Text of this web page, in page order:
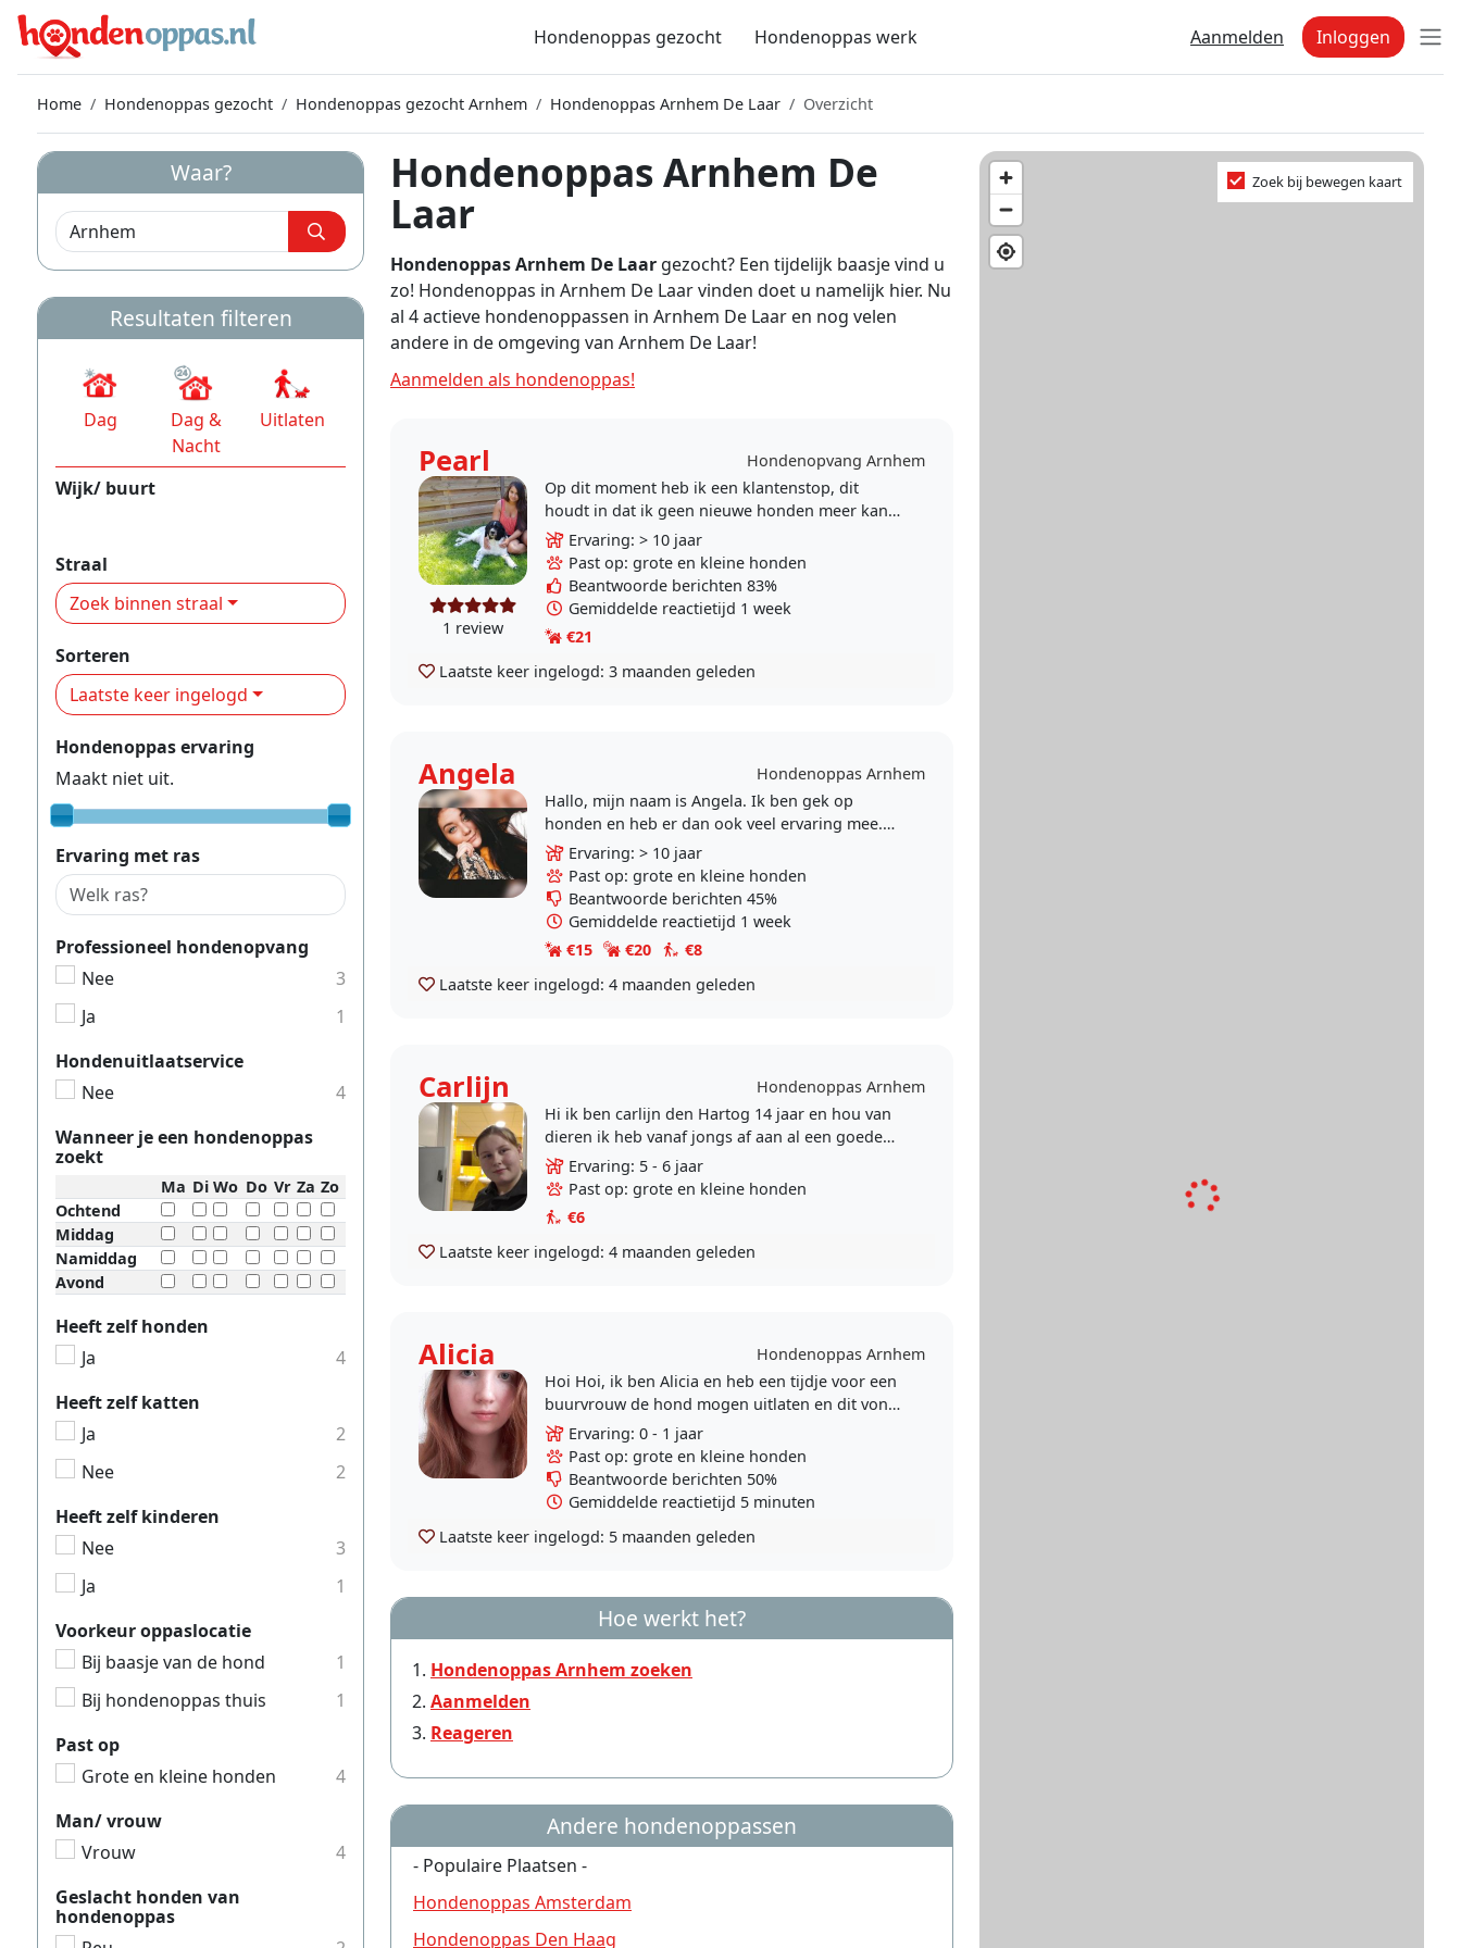
Hondenoppas gezocht Hondenoppas werk Aanmelden Inloggen
Home Hondenoppas gezocht Hondenoppas gezocht Arnhem Hondenoppas Arnhem De Laar Overzicht
Hondenoppas Arnhem De
Laar
Hondenoppas Arnhem De Laar gezocht? Een tijdelijk baasje vind u
zo! Hondenoppas in Arnhem De Laar vinden doet u namelijk hier. Nu
al 4 actieve hondenoppassen in Arnhem De Laar en nog velen
andere in de omgeving van Arnhem De Laar!
Aanmelden als hondenoppas!
Pearl Hondenopvang Arnhem
1 review
Op dit moment heb ik een klantenstop, dit
houdt in dat ik geen nieuwe honden meer kan
aannemen. Hondenhotel Max.imaal is een KvK-
geregistreerde..
Ervaring: > 10 jaar
Past op: grote en kleine honden
Beantwoorde berichten 83%
Gemiddelde reactietijd 1 week
€21
Laatste keer ingelogd: 3 maanden geleden
Angela
Hondenoppas Arnhem
Hallo, mijn naam is Angela. Ik ben gek op
honden en heb er dan ook veel ervaring mee.
Samen Heerlijk wandelen en spelen. Graag zou
ik op willen..
Ervaring: > 10 jaar
Past op: grote en kleine honden
Beantwoorde berichten 45%
Gemiddelde reactietijd 1 week
€15
€20
€8
Laatste keer ingelogd: 4 maanden geleden
Carlijn
Hondenoppas Arnhem
Hi ik ben carlijn den Hartog 14 jaar en hou van
dieren ik heb vanaf jongs af aan al een goede
klik met dieren.ik wil later ook dierenarts
worden om..
Ervaring: 5 - 6 jaar
Past op: grote en kleine honden
€6
Laatste keer ingelogd: 4 maanden geleden
Alicia
Hondenoppas Arnhem
Hoi Hoi, ik ben Alicia en heb een tijdje voor een
buurvrouw de hond mogen uitlaten en dit vond
ik super leuk dus zo ik dit wat meer willen gaan
doen...
Ervaring: 0 - 1 jaar
Past op: grote en kleine honden
Beantwoorde berichten 50%
Gemiddelde reactietijd 5 minuten
Laatste keer ingelogd: 5 maanden geleden
Hoe werkt het?
Hondenoppas Arnhem zoeken
Aanmelden
Reageren
Andere hondenoppassen
- Populaire Plaatsen -
Hondenoppas Amsterdam
Hondenoppas Den Haag
Zoek bij bewegen kaart
Waar?
Resultaten filteren
Dag
Dag &
Nacht
Uitlaten
Wijk/ buurt
Straal
Zoek binnen straal
Sorteren
Laatste keer ingelogd
Hondenoppas ervaring
Maakt niet uit.
Ervaring met ras
Professioneel hondenopvang
Nee
3
Ja
1
Hondenuitlaatservice
Nee
4
Wanneer je een hondenoppas
zoekt
Ma Di Wo Do Vr Za Zo
Ochtend
Middag
Namiddag
Avond
Heeft zelf honden
Ja
4
Heeft zelf katten
Ja
2
Nee
2
Heeft zelf kinderen
Nee
3
Ja
1
Voorkeur oppaslocatie
Bij baasje van de hond
1
Bij hondenoppas thuis
1
Past op
Grote en kleine honden
4
Man/ vrouw
Vrouw
4
Geslacht honden van
hondenoppas